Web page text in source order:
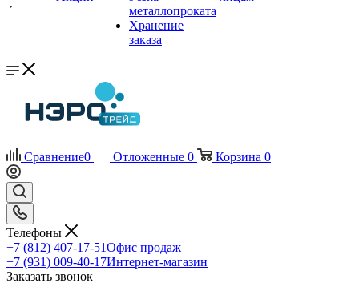
металлопроката
Хранение
заказа
Сравнение0 Отложенные 0 Корзина 0
Телефоны
+7 (812) 407-17-51Офис продаж
+7 (931) 009-40-17Интернет-магазин
Заказать звонок